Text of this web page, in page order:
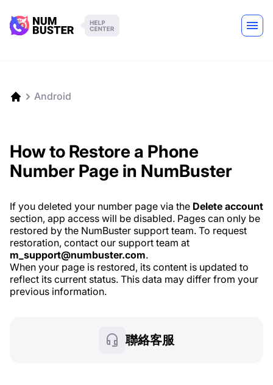
Android
How to Restore a Phone
Number Page in NumBuster
If you deleted your number page via the Delete account
section, app access will be disabled. Pages can only be
restored by the NumBuster support team. To request
restoration, contact our support team at
m_support@numbuster.com.
When your page is restored, its content is updated to
reflect its current status. This data may differ from your
previous information.
聯絡客服